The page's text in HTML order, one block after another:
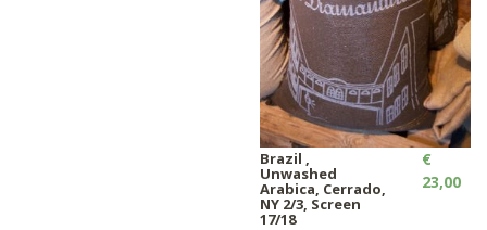
Brazil ,
Unwashed
Arabica, Cerrado,
NY 2/3, Screen
17/18
€
23,00